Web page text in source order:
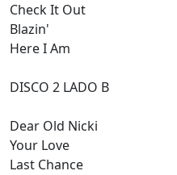
Check It Out
Blazin'
Here I Am
DISCO 2 LADO B
Dear Old Nicki
Your Love
Last Chance